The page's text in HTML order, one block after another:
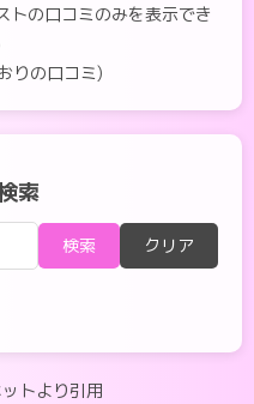
トの口コミのみを表示でき
りの口コミ)
索
検索 クリア
トより引用